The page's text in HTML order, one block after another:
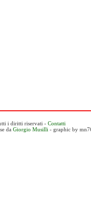
i diritti riservati - Contatti
da Giorgio Musilli - graphic by